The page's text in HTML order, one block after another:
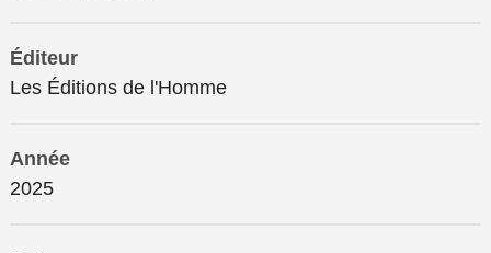
Éditeur
Les Éditions de l'Homme
Année
2025